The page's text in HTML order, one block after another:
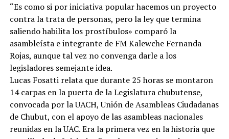
“Es como si por iniciativa popular hacemos un proyecto
contra la trata de personas, pero la ley que termina
saliendo habilita los prostíbulos» comparó la
asambleísta e integrante de FM Kalewche Fernanda
Rojas, aunque tal vez no convenga darle a los
legisladores semejante idea.
Lucas Fosatti relata que durante 25 horas se montaron
14 carpas en la puerta de la Legislatura chubutense,
convocada por la UACH, Unión de Asambleas Ciudadanas
de Chubut, con el apoyo de las asambleas nacionales
reunidas en la UAC. Era la primera vez en la historia que